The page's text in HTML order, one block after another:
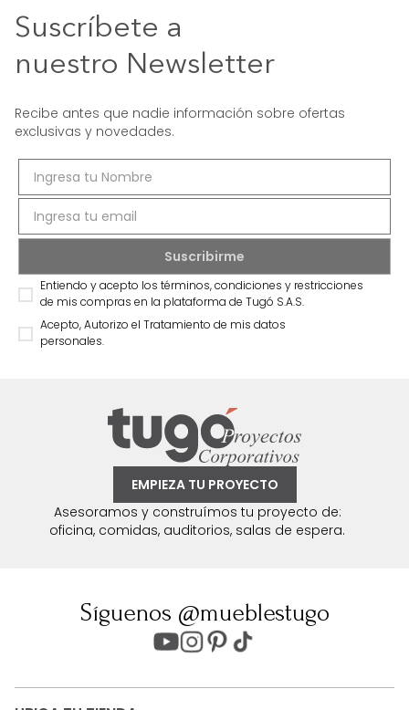
Suscríbete a
nuestro Newsletter
Recibe antes que nadie información sobre ofertas
exclusivas y novedades.
Entiendo y acepto los términos, condiciones y restricciones
de mis compras en la plataforma de Tugó S.A.S.
Acepto, Autorizo el Tratamiento de mis datos
personales.
EMPIEZA TU PROYECTO
Asesoramos y construímos tu proyecto de:
oficina, comidas, auditorios, salas de espera.
Síguenos @mueblestugo